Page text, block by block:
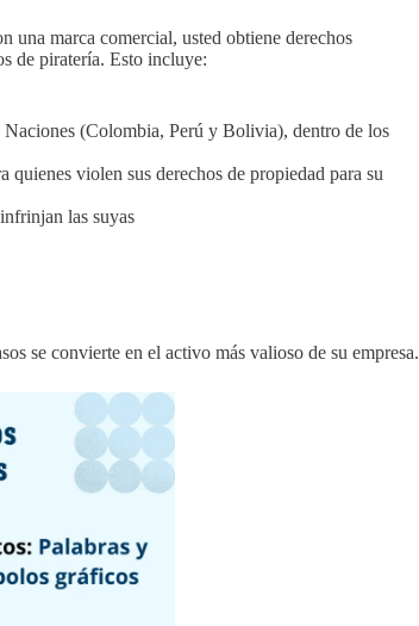
una marca comercial, usted obtiene derechos
de piratería. Esto incluye:
(Colombia, Perú y Bolivia), dentro de los
violen sus derechos de propiedad para su
las suyas
se convierte en el activo más valioso de su empresa.